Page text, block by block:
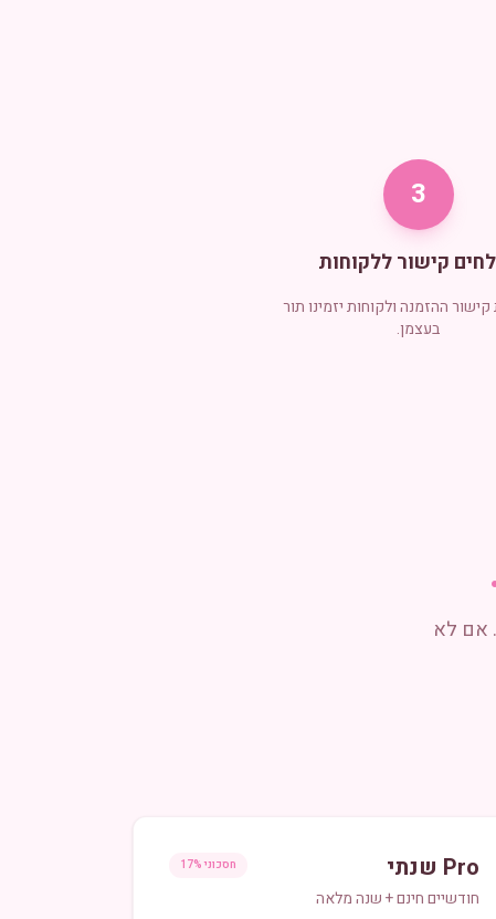
3
קישור ללקוחות
ההזמנה ולקוחות יזמינו תור
בעצמן.
אם לא
Pro שנתי חסכוני 17%
חודשיים חינם + שנה מלאה